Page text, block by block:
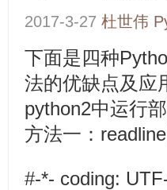
2017-3-27 杜世伟
下面是四种
法的优缺点及应
python2中运行
方法一：
#-*- coding: